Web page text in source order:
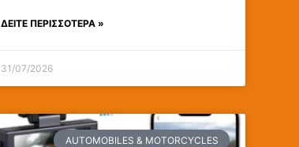
ΔΕΊΤΕ ΠΕΡΙΣΣΟΤΕΡΑ »
31/07/2026
AUTOMOBILES & MOTORCYCLES